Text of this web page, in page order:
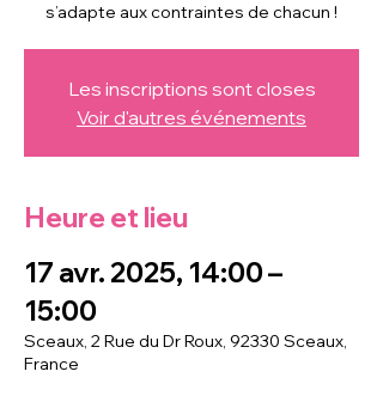
s’adapte aux contraintes de chacun !
Les inscriptions sont closes
Voir d'autres événements
Heure et lieu
17 avr. 2025, 14:00 –
15:00
Sceaux, 2 Rue du Dr Roux, 92330 Sceaux,
France